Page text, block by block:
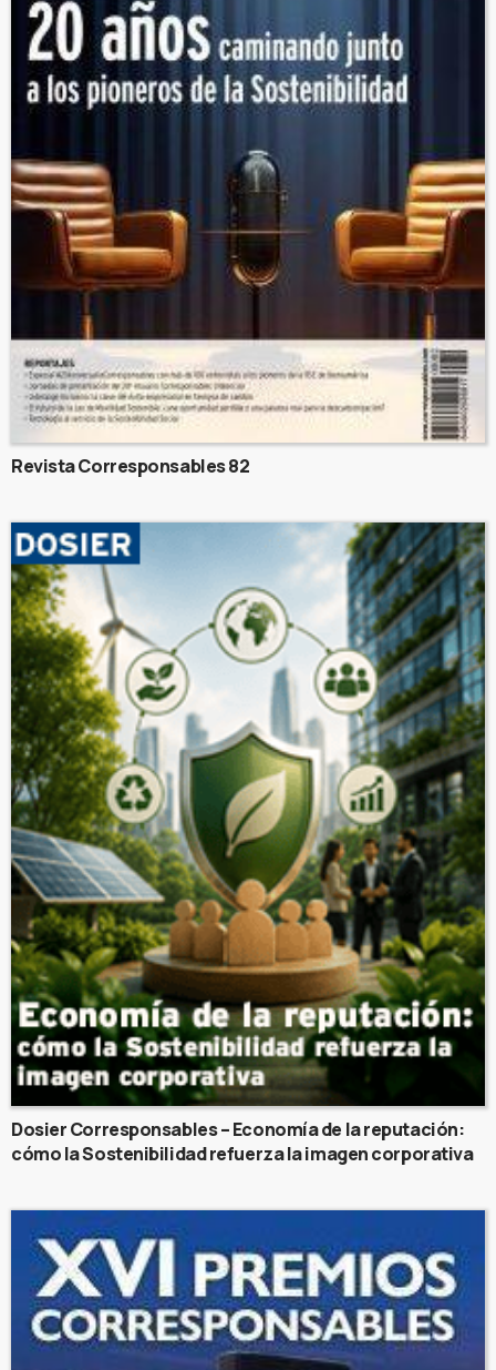
Revista Corresponsables 82
Dosier Corresponsables – Economía de la reputación:
cómo la Sostenibilidad refuerza la imagen corporativa